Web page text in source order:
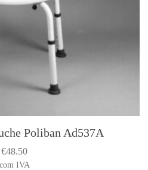
Poliban Ad537A
€48.50
com IVA